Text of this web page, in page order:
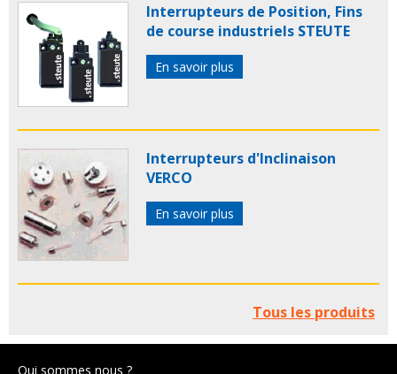
Interrupteurs de Position, Fins
de course industriels STEUTE
En savoir plus
Interrupteurs d'Inclinaison
VERCO
En savoir plus
Tous les produits
Qui sommes nous ?